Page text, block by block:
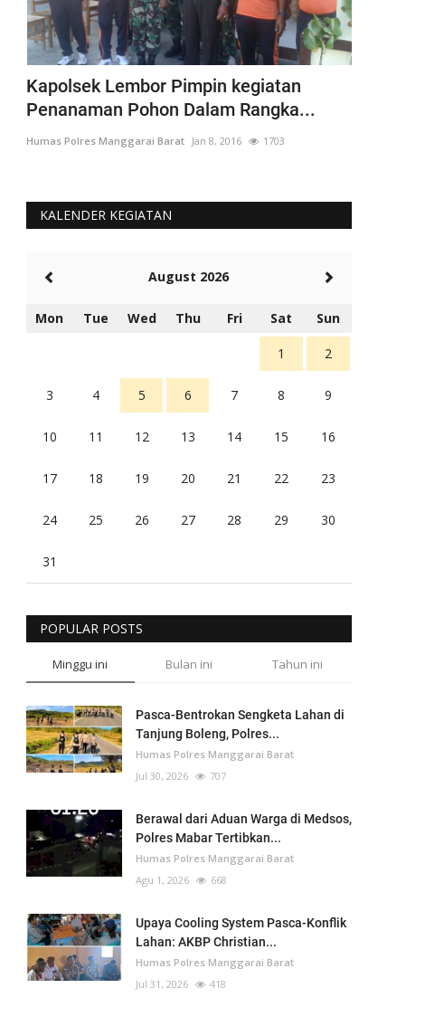
Kapolsek Lembor Pimpin kegiatan
Penanaman Pohon Dalam Rangka...
Humas Polres Manggarai Barat Jan 8, 2016 1703
KALENDER KEGIATAN
August 2026
Mon Tue Wed Thu Fri Sat Sun
1 2
3 4 5 6 7 8 9
10 11 12 13 14 15 16
17 18 19 20 21 22 23
24 25 26 27 28 29 30
31
POPULAR POSTS
Minggu ini Bulan ini Tahun ini
Pasca-Bentrokan Sengketa Lahan di
Tanjung Boleng, Polres...
Humas Polres Manggarai Barat
Jul 30, 2026
707
Berawal dari Aduan Warga di Medsos,
Polres Mabar Tertibkan...
Humas Polres Manggarai Barat
Agu 1, 2026
668
Upaya Cooling System Pasca-Konflik
Lahan: AKBP Christian...
Humas Polres Manggarai Barat
Jul 31, 2026
418